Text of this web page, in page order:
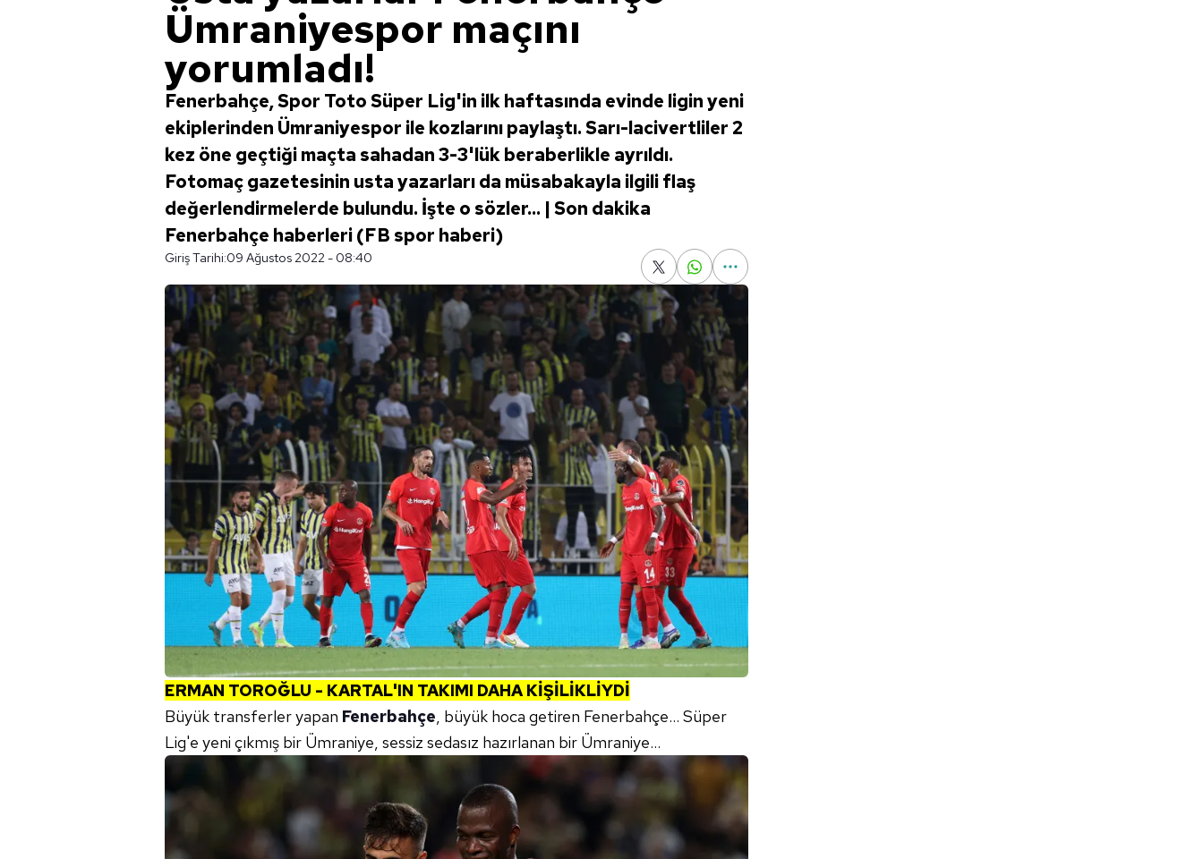
Ümraniyespor maçını
yorumladı!
Fenerbahçe, Spor Toto Süper Lig'in ilk haftasında evinde ligin yeni
ekiplerinden Ümraniyespor ile kozlarını paylaştı. Sarı-lacivertliler 2
kez öne geçtiği maçta sahadan 3-3'lük beraberlikle ayrıldı.
Fotomaç gazetesinin usta yazarları da müsabakayla ilgili flaş
değerlendirmelerde bulundu. İşte o sözler... | Son dakika
Fenerbahçe haberleri (FB spor haberi)
Giriş Tarihi:09 Ağustos 2022 - 08:40
ERMAN TOROĞLU - KARTAL'IN TAKIMI DAHA KİŞİLİKLİYDİ
Büyük transferler yapan Fenerbahçe, büyük hoca getiren Fenerbahçe… Süper
Lig'e yeni çıkmış bir Ümraniye, sessiz sedasız hazırlanan bir Ümraniye…